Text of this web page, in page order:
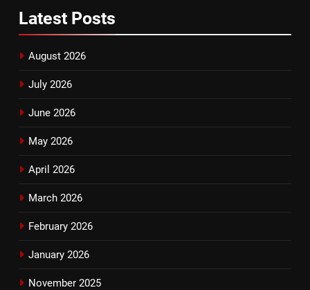
Latest Posts
August 2026
July 2026
June 2026
May 2026
April 2026
March 2026
February 2026
January 2026
November 2025